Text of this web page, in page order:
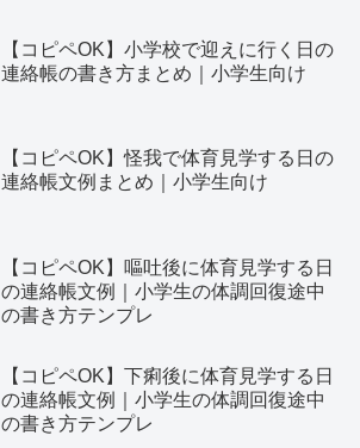
【コピペOK】小学校で迎えに行く日の
連絡帳の書き方まとめ｜小学生向け
【コピペOK】怪我で体育見学する日の
連絡帳文例まとめ｜小学生向け
【コピペOK】嘔吐後に体育見学する日
の連絡帳文例｜小学生の体調回復途中
の書き方テンプレ
【コピペOK】下痢後に体育見学する日
の連絡帳文例｜小学生の体調回復途中
の書き方テンプレ